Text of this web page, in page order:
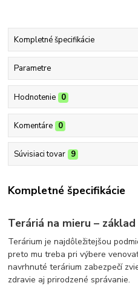
Kompletné špecifikácie
Parametre
Hodnotenie 0
Komentáre 0
Súvisiaci tovar 9
Kompletné špecifikácie
Teráriá na mieru –
Terárium je najdôležitejšou
preto mu treba pri výbere
navrhnuté terárium zabezpečí
zdravie aj prirodzené správanie.